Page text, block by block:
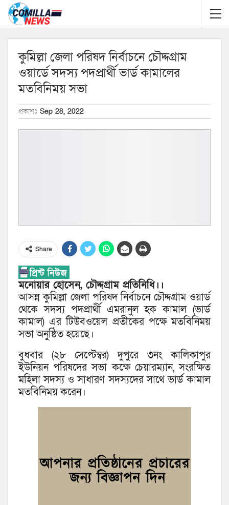
কুমিল্লা জেলা পরিষদ নির্বাচনে চৌদ্দগ্রাম
ওয়ার্ডে সদস্য পদপ্রার্থী ভার্ড কামালের
মতবিনিময় সভা
প্রকাশঃ Sep 28, 2022
Share
মনোয়ার হোসেন, চৌদ্দগ্রাম প্রতিনিধি।।
আসন্ন কুমিল্লা জেলা পরিষদ নির্বাচনে চৌদ্দগ্রাম ওয়ার্ড
থেকে সদস্য পদপ্রার্থী এমরানুল হক কামাল (ভার্ড
কামাল) এর টিউবওয়েল প্রতীকের পক্ষে মতবিনিময়
সভা অনুষ্ঠিত হয়েছে।
বুধবার (২৮ সেপ্টেম্বর) দুপুরে ৩নং কালিকাপুর
ইউনিয়ন পরিষদের সভা কক্ষে চেয়ারম্যান, সংরক্ষিত
মহিলা সদস্য ও সাধারণ সদস্যদের সাথে ভার্ড কামাল
মতবিনিময় করেন।